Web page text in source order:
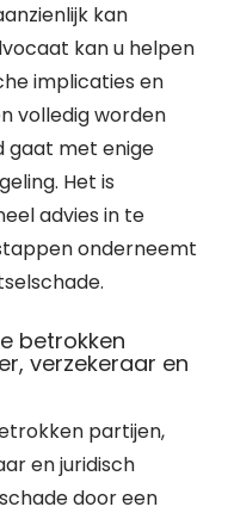
kan
kan u helpen
implicaties en
volledig worden
gaat met enige
Het is
advies in te
onderneemt
betrokken
verzekeraar en
partijen,
en juridisch
door een